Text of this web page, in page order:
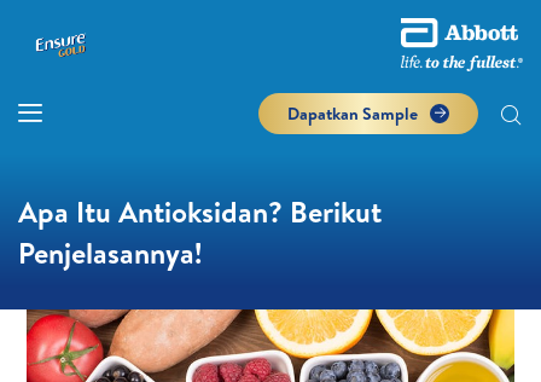
Dapatkan Sample
Apa Itu Antioksidan? Berikut
Penjelasannya!